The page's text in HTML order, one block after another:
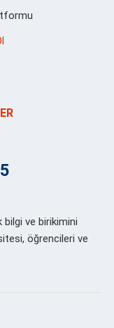
bilgi ve birikimini
öğrencileri ve